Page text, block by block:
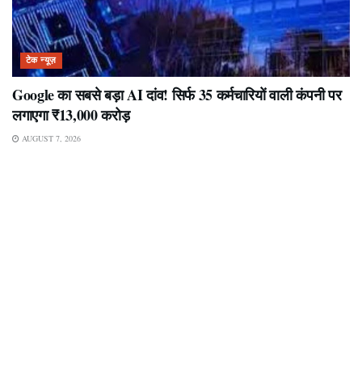
टेक न्यूज़
Google का सबसे बड़ा AI दांव! सिर्फ 35 कर्मचारियों वाली कंपनी पर
लगाएगा ₹13,000 करोड़
AUGUST 7, 2026